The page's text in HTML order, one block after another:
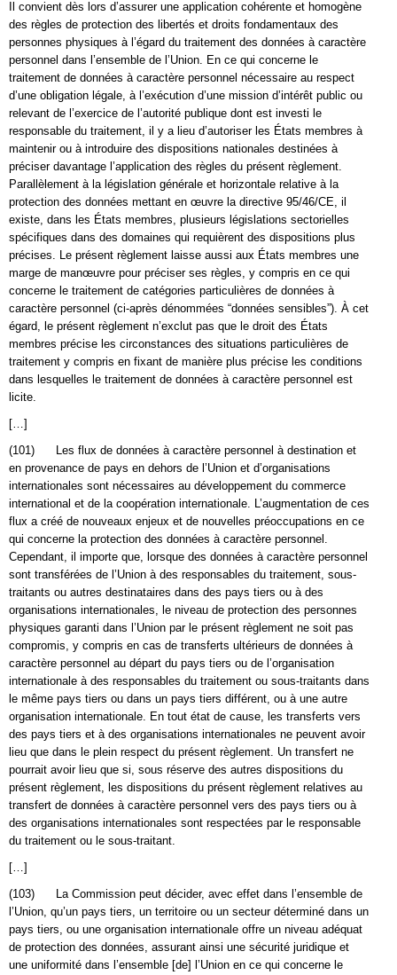
Il convient dès lors d’assurer une application cohérente et homogène
des règles de protection des libertés et droits fondamentaux des
personnes physiques à l’égard du traitement des données à caractère
personnel dans l’ensemble de l’Union. En ce qui concerne le
traitement de données à caractère personnel nécessaire au respect
d’une obligation légale, à l’exécution d’une mission d’intérêt public ou
relevant de l’exercice de l’autorité publique dont est investi le
responsable du traitement, il y a lieu d’autoriser les États membres à
maintenir ou à introduire des dispositions nationales destinées à
préciser davantage l’application des règles du présent règlement.
Parallèlement à la législation générale et horizontale relative à la
protection des données mettant en œuvre la directive 95/46/CE, il
existe, dans les États membres, plusieurs législations sectorielles
spécifiques dans des domaines qui requièrent des dispositions plus
précises. Le présent règlement laisse aussi aux États membres une
marge de manœuvre pour préciser ses règles, y compris en ce qui
concerne le traitement de catégories particulières de données à
caractère personnel (ci-après dénommées “données sensibles”). À cet
égard, le présent règlement n’exclut pas que le droit des États
membres précise les circonstances des situations particulières de
traitement y compris en fixant de manière plus précise les conditions
dans lesquelles le traitement de données à caractère personnel est
licite.
[…]
(101) Les flux de données à caractère personnel à destination et
en provenance de pays en dehors de l’Union et d’organisations
internationales sont nécessaires au développement du commerce
international et de la coopération internationale. L’augmentation de ces
flux a créé de nouveaux enjeux et de nouvelles préoccupations en ce
qui concerne la protection des données à caractère personnel.
Cependant, il importe que, lorsque des données à caractère personnel
sont transférées de l’Union à des responsables du traitement, sous-
traitants ou autres destinataires dans des pays tiers ou à des
organisations internationales, le niveau de protection des personnes
physiques garanti dans l’Union par le présent règlement ne soit pas
compromis, y compris en cas de transferts ultérieurs de données à
caractère personnel au départ du pays tiers ou de l’organisation
internationale à des responsables du traitement ou sous-traitants dans
le même pays tiers ou dans un pays tiers différent, ou à une autre
organisation internationale. En tout état de cause, les transferts vers
des pays tiers et à des organisations internationales ne peuvent avoir
lieu que dans le plein respect du présent règlement. Un transfert ne
pourrait avoir lieu que si, sous réserve des autres dispositions du
présent règlement, les dispositions du présent règlement relatives au
transfert de données à caractère personnel vers des pays tiers ou à
des organisations internationales sont respectées par le responsable
du traitement ou le sous-traitant.
[…]
(103) La Commission peut décider, avec effet dans l’ensemble de
l’Union, qu’un pays tiers, un territoire ou un secteur déterminé dans un
pays tiers, ou une organisation internationale offre un niveau adéquat
de protection des données, assurant ainsi une sécurité juridique et
une uniformité dans l’ensemble [de] l’Union en ce qui concerne le